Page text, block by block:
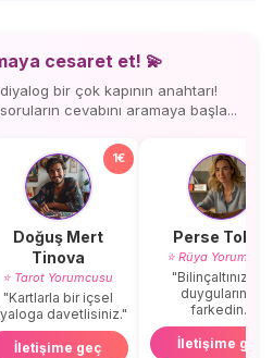
cesaret et! 💫
bir çok kapının anahtarı!
cevabını aramaya başla...
1€
Doğuş Mert
Tinova
⭐ Tarot Yorumcusu
"Kartlarla bir içsel
davetlisiniz."
İletişime geç
Perse Tobur
⭐ Rüya
"Bilinçaltınızı ve
duygularınızı
farkedin."
İletişime geç